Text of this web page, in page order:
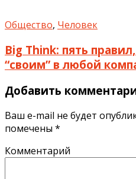
Общество, Человек
Big Think: пять
“своим” в любой
Добавить
Ваш e-mail не будет
помечены *
Комментарий